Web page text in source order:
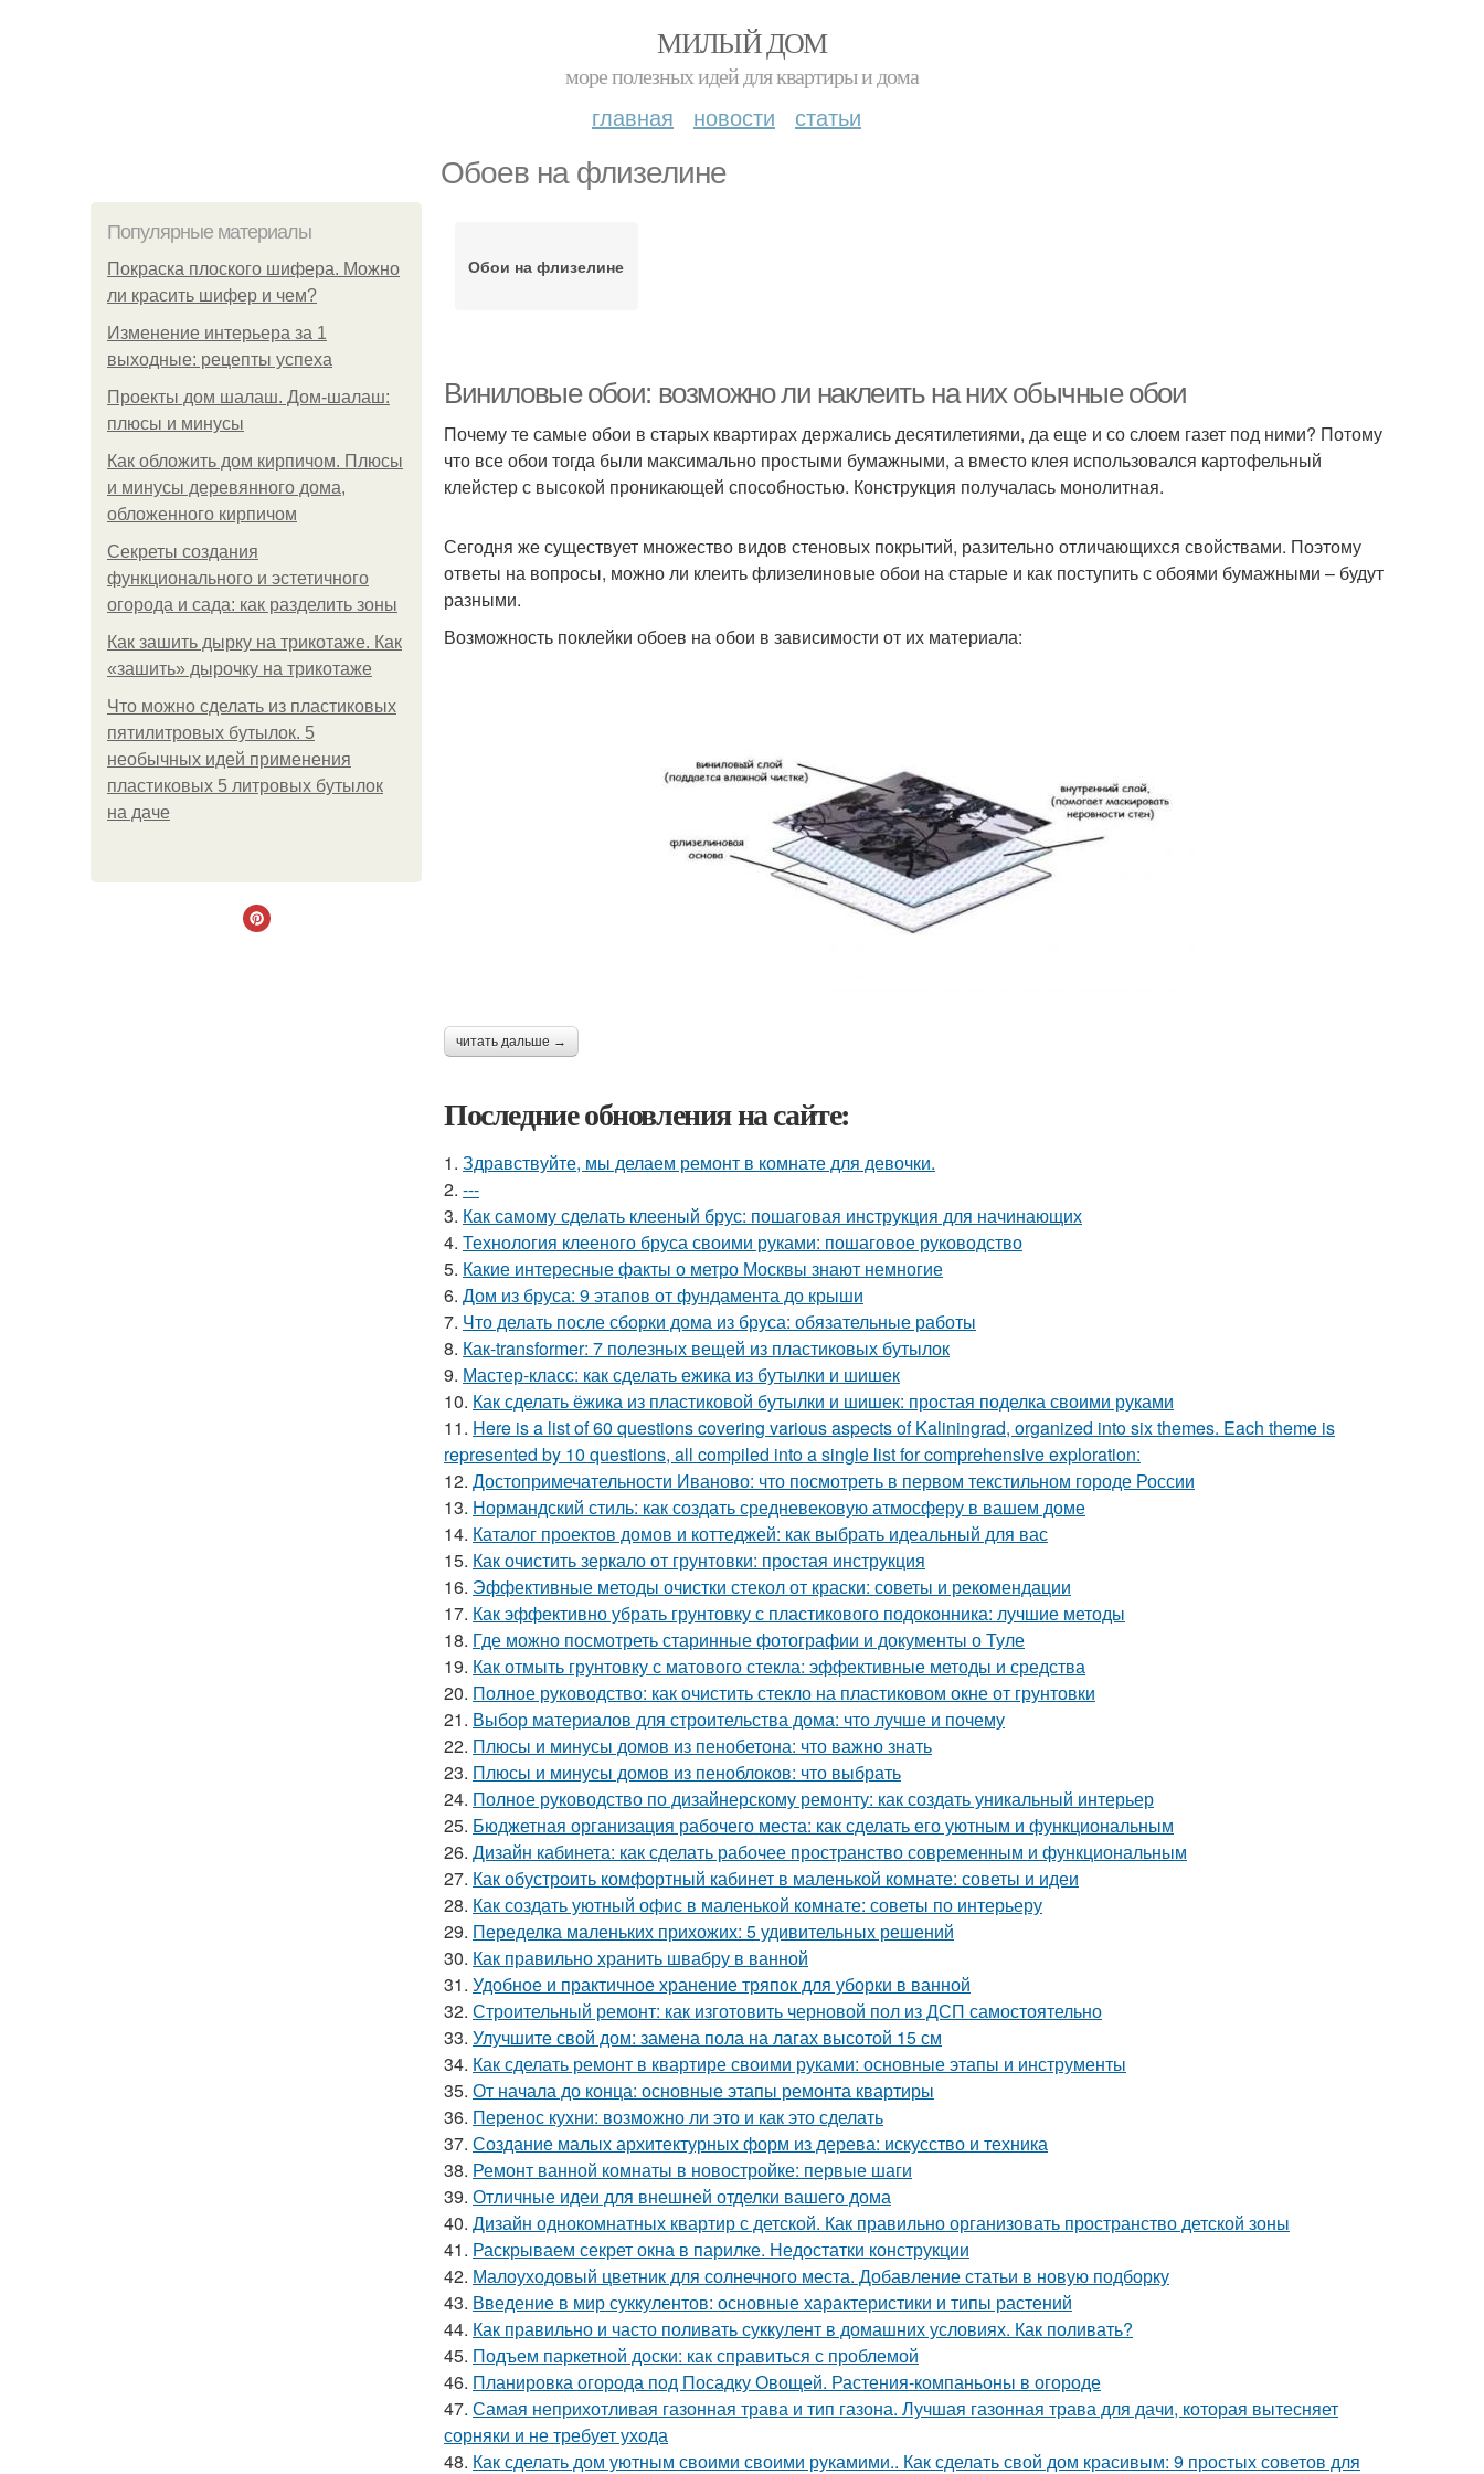
МИЛЫЙ ДОМ
море полезных идей для квартиры и дома
главная новости статьи
Обоев на флизелине
Популярные материалы
Покраска плоского шифера. Можно
ли красить шифер и чем?
Изменение интерьера за 1
выходные: рецепты успеха
Проекты дом шалаш. Дом-шалаш:
плюсы и минусы
Как обложить дом кирпичом. Плюсы
и минусы деревянного дома,
обложенного кирпичом
Секреты создания
функционального и эстетичного
огорода и сада: как разделить зоны
Как зашить дырку на трикотаже. Как
«зашить» дырочку на трикотаже
Что можно сделать из пластиковых
пятилитровых бутылок. 5
необычных идей применения
пластиковых 5 литровых бутылок
на даче
Обои на флизелине
Виниловые обои: возможно ли наклеить на них обычные обои
Почему те самые обои в старых квартирах держались десятилетиями, да еще и со слоем газет под ними? Потому
что все обои тогда были максимально простыми бумажными, а вместо клея использовался картофельный
клейстер с высокой проникающей способностью. Конструкция получалась монолитная.
Сегодня же существует множество видов стеновых покрытий, разительно отличающихся свойствами. Поэтому
ответы на вопросы, можно ли клеить флизелиновые обои на старые и как поступить с обоями бумажными – будут
разными.
Возможность поклейки обоев на обои в зависимости от их материала:
читать дальше →
Последние обновления на сайте:
1. Здравствуйте, мы делаем ремонт в комнате для девочки.
2. ---
3. Как самому сделать клееный брус: пошаговая инструкция для начинающих
4. Технология клееного бруса своими руками: пошаговое руководство
5. Какие интересные факты о метро Москвы знают немногие
6. Дом из бруса: 9 этапов от фундамента до крыши
7. Что делать после сборки дома из бруса: обязательные работы
8. Как-transformer: 7 полезных вещей из пластиковых бутылок
9. Мастер-класс: как сделать ежика из бутылки и шишек
10. Как сделать ёжика из пластиковой бутылки и шишек: простая поделка своими руками
11. Here is a list of 60 questions covering various aspects of Kaliningrad, organized into six themes. Each theme is
represented by 10 questions, all compiled into a single list for comprehensive exploration:
12. Достопримечательности Иваново: что посмотреть в первом текстильном городе России
13. Нормандский стиль: как создать средневековую атмосферу в вашем доме
14. Каталог проектов домов и коттеджей: как выбрать идеальный для вас
15. Как очистить зеркало от грунтовки: простая инструкция
16. Эффективные методы очистки стекол от краски: советы и рекомендации
17. Как эффективно убрать грунтовку с пластикового подоконника: лучшие методы
18. Где можно посмотреть старинные фотографии и документы о Туле
19. Как отмыть грунтовку с матового стекла: эффективные методы и средства
20. Полное руководство: как очистить стекло на пластиковом окне от грунтовки
21. Выбор материалов для строительства дома: что лучше и почему
22. Плюсы и минусы домов из пенобетона: что важно знать
23. Плюсы и минусы домов из пеноблоков: что выбрать
24. Полное руководство по дизайнерскому ремонту: как создать уникальный интерьер
25. Бюджетная организация рабочего места: как сделать его уютным и функциональным
26. Дизайн кабинета: как сделать рабочее пространство современным и функциональным
27. Как обустроить комфортный кабинет в маленькой комнате: советы и идеи
28. Как создать уютный офис в маленькой комнате: советы по интерьеру
29. Переделка маленьких прихожих: 5 удивительных решений
30. Как правильно хранить швабру в ванной
31. Удобное и практичное хранение тряпок для уборки в ванной
32. Строительный ремонт: как изготовить черновой пол из ДСП самостоятельно
33. Улучшите свой дом: замена пола на лагах высотой 15 см
34. Как сделать ремонт в квартире своими руками: основные этапы и инструменты
35. От начала до конца: основные этапы ремонта квартиры
36. Перенос кухни: возможно ли это и как это сделать
37. Создание малых архитектурных форм из дерева: искусство и техника
38. Ремонт ванной комнаты в новостройке: первые шаги
39. Отличные идеи для внешней отделки вашего дома
40. Дизайн однокомнатных квартир с детской. Как правильно организовать пространство детской зоны
41. Раскрываем секрет окна в парилке. Недостатки конструкции
42. Малоуходовый цветник для солнечного места. Добавление статьи в новую подборку
43. Введение в мир суккулентов: основные характеристики и типы растений
44. Как правильно и часто поливать суккулент в домашних условиях. Как поливать?
45. Подъем паркетной доски: как справиться с проблемой
46. Планировка огорода под Посадку Овощей. Растения-компаньоны в огороде
47. Самая неприхотливая газонная трава и тип газона. Лучшая газонная трава для дачи, которая вытесняет
сорняки и не требует ухода
48. Как сделать дом уютным своими своими рукамими.. Как сделать свой дом красивым: 9 простых советов для